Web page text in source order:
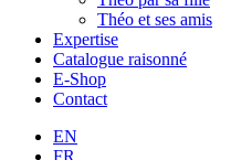
Théo et ses amis
Expertise
Catalogue raisonné
E-Shop
Contact
EN
FR